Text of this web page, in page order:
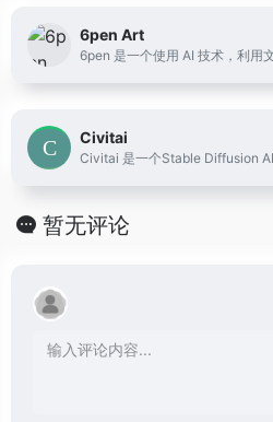
6pen Art
Civitai
暂无评论